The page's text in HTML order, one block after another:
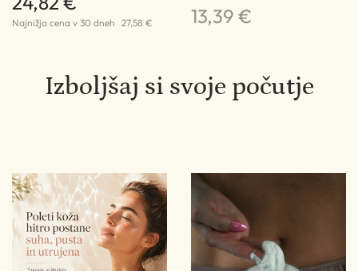
Najnižja cena v 30 dneh 27,58 € 13,39 €
Izboljšaj si svoje počutje